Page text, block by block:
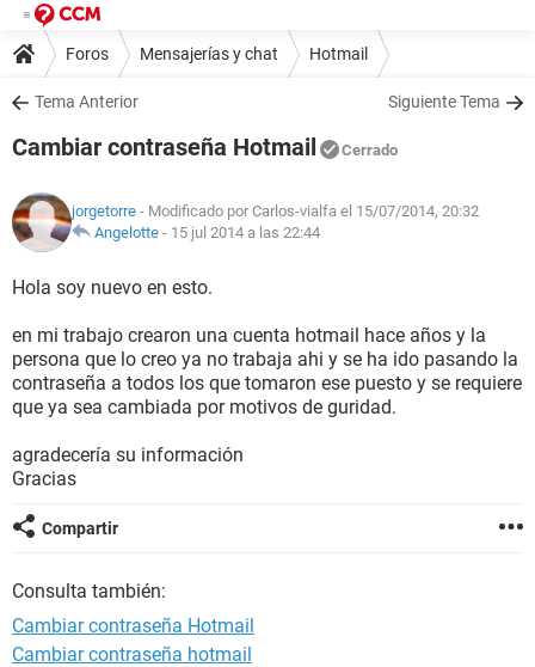
Foros Mensajerías y chat Hotmail
Tema Anterior Siguiente Tema
Cambiar contraseña Hotmail Cerrado
jorgetorre - Modificado por Carlos-vialfa el 15/07/2014, 20:32
Angelotte - 15 jul 2014 a las 22:44
Hola soy nuevo en esto.
en mi trabajo crearon una cuenta hotmail hace años y la
persona que lo creo ya no trabaja ahi y se ha ido pasando la
contraseña a todos los que tomaron ese puesto y se requiere
que ya sea cambiada por motivos de guridad.
agradecería su información
Gracias
Compartir
Consulta también:
Cambiar contraseña Hotmail
Cambiar contraseña hotmail